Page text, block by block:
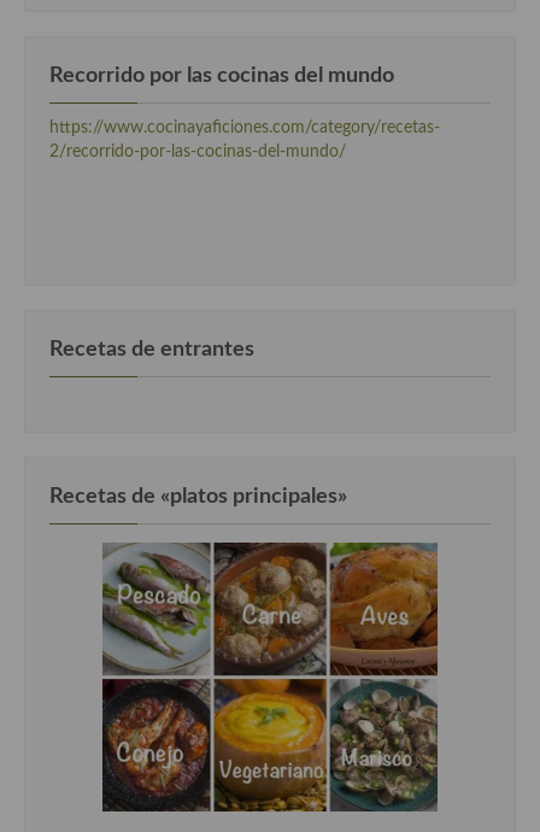
Recorrido por las cocinas del mundo
https://www.cocinayaficiones.com/category/recetas-
2/recorrido-por-las-cocinas-del-mundo/
Recetas de entrantes
Recetas de «platos principales»